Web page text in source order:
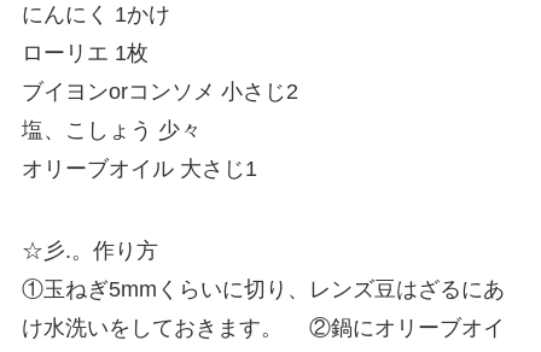
にんにく 1かけ
ローリエ 1枚
ブイヨンorコンソメ 小さじ2
塩、こしょう 少々
オリーブオイル 大さじ1
☆彡.。作り方
①玉ねぎ5mmくらいに切り、レンズ豆はざるにあ
け水洗いをしておきます。 ②鍋にオリーブオイ